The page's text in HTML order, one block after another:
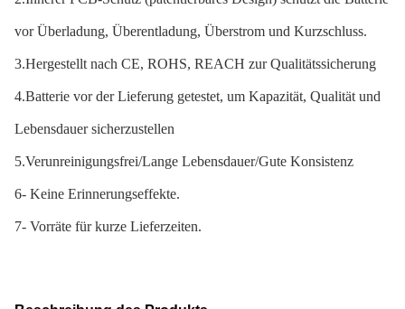
vor Überladung, Überentladung, Überstrom und Kurzschluss.
3.Hergestellt nach CE, ROHS, REACH zur Qualitätssicherung
4.Batterie vor der Lieferung getestet, um Kapazität, Qualität und
Lebensdauer sicherzustellen
5.Verunreinigungsfrei/Lange Lebensdauer/Gute Konsistenz
6- Keine Erinnerungseffekte.
7- Vorräte für kurze Lieferzeiten.